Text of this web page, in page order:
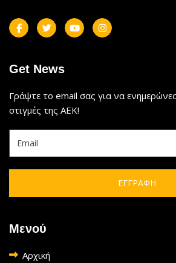
Get News
Γράψτε το email σας για να
στιγμές της ΑΕΚ!
ΕΓΓΡΑΦΗ
Μενού
Αρχική